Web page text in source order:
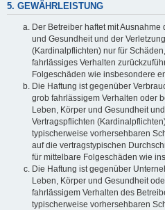
5. GEWÄHRLEISTUNG
Der Betreiber haftet mit
und Gesundheit und der
(Kardinalpflichten) nur für
fahrlässiges Verhalten
Folgeschäden wie insbesondere
Die Haftung ist gegenüber
grob fahrlässigem Verhalten oder
Leben, Körper und Gesundheit
Vertragspflichten
typischerweise vorhersehbaren
auf die vertragstypischen
für mittelbare Folgeschäden wie
Die Haftung ist gegenüber
Leben, Körper und Gesundheit
fahrlässigem Verhalten des
typischerweise vorhersehbaren